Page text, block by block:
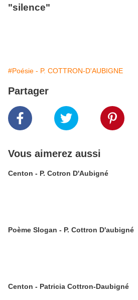
"silence"
#Poésie - P. COTTRON-D'AUBIGNE
Partager
Vous aimerez aussi
Centon - P. Cotron D'Aubigné
Poème Slogan - P. Cottron D'aubigné
Centon - Patricia Cottron-Daubigné